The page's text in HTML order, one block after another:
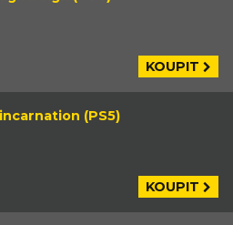
KOUPIT
(PS5)
KOUPIT